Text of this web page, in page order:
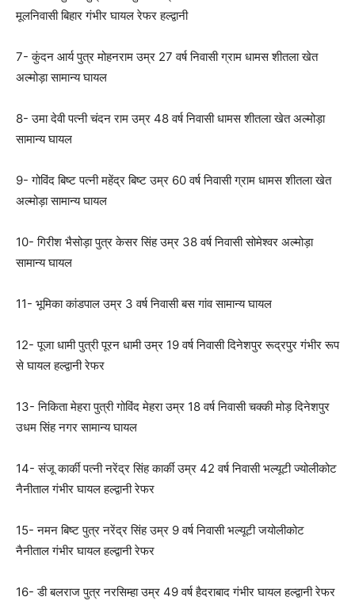
मूलनिवासी बिहार गंभीर घायल रेफर हल्द्वानी
7- कुंदन आर्य पुत्र मोहनराम उम्र 27 वर्ष निवासी ग्राम धामस शीतला खेत
अल्मोड़ा सामान्य घायल
8- उमा देवी पत्नी चंदन राम उम्र 48 वर्ष निवासी धामस शीतला खेत अल्मोड़ा
सामान्य घायल
9- गोविंद बिष्ट पत्नी महेंद्र बिष्ट उम्र 60 वर्ष निवासी ग्राम धामस शीतला खेत
अल्मोड़ा सामान्य घायल
10- गिरीश भैसोड़ा पुत्र केसर सिंह उम्र 38 वर्ष निवासी सोमेश्वर अल्मोड़ा
सामान्य घायल
11- भूमिका कांडपाल उम्र 3 वर्ष निवासी बस गांव सामान्य घायल
12- पूजा धामी पुत्री पूरन धामी उम्र 19 वर्ष निवासी दिनेशपुर रूद्रपुर गंभीर रूप
से घायल हल्द्वानी रेफर
13- निकिता मेहरा पुत्री गोविंद मेहरा उम्र 18 वर्ष निवासी चक्की मोड़ दिनेशपुर
उधम सिंह नगर सामान्य घायल
14- संजू कार्की पत्नी नरेंद्र सिंह कार्की उम्र 42 वर्ष निवासी भल्यूटी ज्योलीकोट
नैनीताल गंभीर घायल हल्द्वानी रेफर
15- नमन बिष्ट पुत्र नरेंद्र सिंह उम्र 9 वर्ष निवासी भल्यूटी जयोलीकोट
नैनीताल गंभीर घायल हल्द्वानी रेफर
16- डी बलराज पुत्र नरसिम्हा उम्र 49 वर्ष हैदराबाद गंभीर घायल हल्द्वानी रेफर